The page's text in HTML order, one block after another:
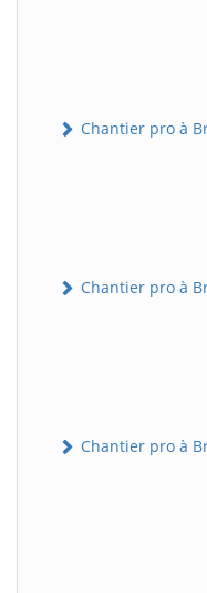
Chantier pro à
Chantier pro à
Chantier pro à